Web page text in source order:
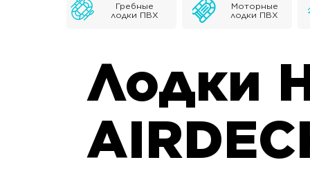
Гребные
лодки ПВХ
Моторные
лодки ПВХ
Лодки